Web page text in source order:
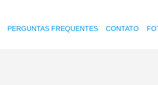
PERGUNTAS FREQUENTES CONTATO